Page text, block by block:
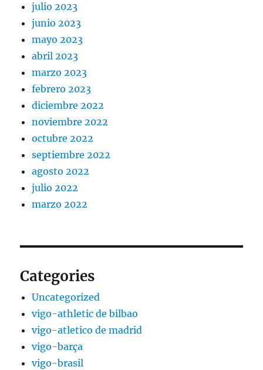
julio 2023
junio 2023
mayo 2023
abril 2023
marzo 2023
febrero 2023
diciembre 2022
noviembre 2022
octubre 2022
septiembre 2022
agosto 2022
julio 2022
marzo 2022
Categories
Uncategorized
vigo-athletic de bilbao
vigo-atletico de madrid
vigo-barça
vigo-brasil